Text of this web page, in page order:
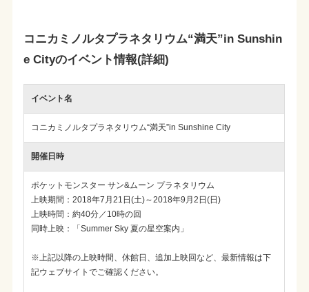
コニカミノルタプラネタリウム“満天”in Sunshin
e Cityのイベント情報(詳細)
イベント名
コニカミノルタプラネタリウム“満天”in Sunshine City
開催日時
ポケットモンスター サン&ムーン プラネタリウム
上映期間：2018年7月21日(土)～2018年9月2日(日)
上映時間：約40分／10時の回
同時上映：「Summer Sky 夏の星空案内」
※上記以降の上映時間、休館日、追加上映回など、最新情報は下
記ウェブサイトでご確認ください。